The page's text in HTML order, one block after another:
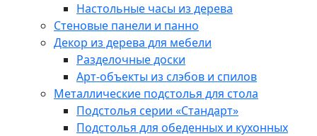
Настольные часы из дерева
Стеновые панели и панно
Декор из дерева для мебели
Разделочные доски
Арт-объекты из слэбов и спилов
Металлические подстолья для стола
Подстолья серии «Стандарт»
Подстолья для обеденных и кухонных